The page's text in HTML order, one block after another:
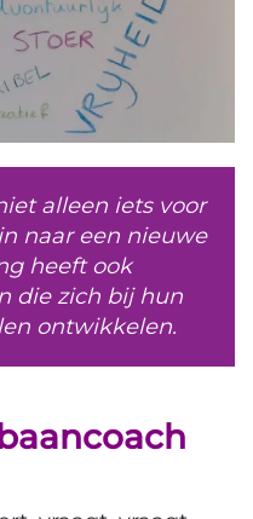
alleen iets voor
naar een nieuwe
heeft ook
die zich bij hun
ontwikkelen.